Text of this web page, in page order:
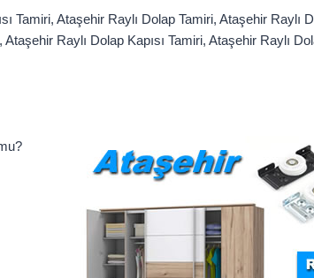
Tamiri, Ataşehir Raylı Dolap Tamiri, Ataşehir Raylı
Raylı Dolap Kapısı Tamiri, Ataşehir Raylı